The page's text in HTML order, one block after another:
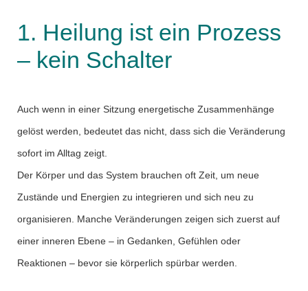
1. Heilung ist ein Prozess
– kein Schalter
Auch wenn in einer Sitzung energetische Zusammenhänge
gelöst werden, bedeutet das nicht, dass sich die Veränderung
sofort im Alltag zeigt.
Der Körper und das System brauchen oft Zeit, um neue
Zustände und Energien zu integrieren und sich neu zu
organisieren. Manche Veränderungen zeigen sich zuerst auf
einer inneren Ebene – in Gedanken, Gefühlen oder
Reaktionen – bevor sie körperlich spürbar werden.